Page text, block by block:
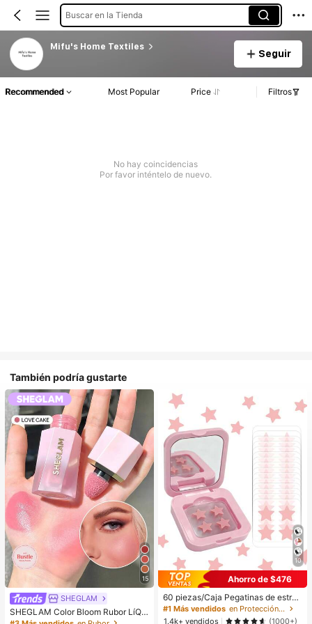
Buscar en la Tienda
Mifu's Home Textiles
Seguir
Recommended Most Popular Price Filtros
No hay coincidencias
Por favor inténtelo de nuevo.
También podría gustarte
15
SHEGLAM
SHEGLAM Color Bloom Rubor LíQui
do Acabado Mate-Love Cake Color
10
Ahorro de $476
60 piezas/Caja Pegatinas de estrell
a lindas - Pegatinas faciales, sin al
cohol, sin fragancia, suaves en la pi
#1 Más vendidos
en Protección de la piel
1.4k+ vendidos
(1000+)